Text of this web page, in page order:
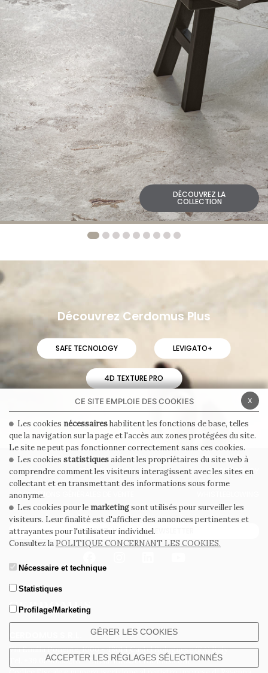
DÉCOUVREZ LA
COLLECTION
Découvrez Cerdomus Plus
SAFE TECNOLOGY LEVIGATO+
4D TEXTURE PRO
Via Emilia Ponente, 1000 - 48014 Castel Bolognese (RA) Italy
Tel. +39.0546.652111 - Email: info@cerdomus.com
PRIVACY POLICY COOKIE POLICY
CONDITIONS GÉNÉRALES DE VENTE
ABONNEZ-VOUS À LA NEWSLETTER
x
CE SITE EMPLOIE DES COOKIES
Les cookies nécessaireshabilitent les fonctions de base, telles
que la navigation sur la page et l'accès aux zones protégées du site.
Le site ne peut pas fonctionner correctement sans ces cookies.
Les cookies statistiquesaident les propriétaires du site web à
comprendre comment les visiteurs interagissent avec les sites en
collectant et en transmettant des informations sous forme
anonyme.
Les cookies pour le marketingsont utilisés pour surveiller les
visiteurs. Leur finalité est d'afficher des annonces pertinentes et
attrayantes pour l'utilisateur individuel.
Consultez la POLITIQUE CONCERNANT LES COOKIES.
Nécessaire et technique
Statistiques
Profilage/Marketing
GÉRER LES COOKIES
ACCEPTER LES RÉGLAGES SÉLECTIONNÉS